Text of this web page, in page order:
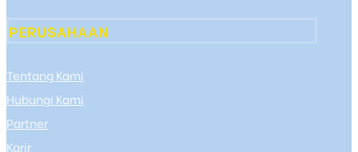
PERUSAHAAN
Tentang Kami
Hubungi Kami
Partner
Karir